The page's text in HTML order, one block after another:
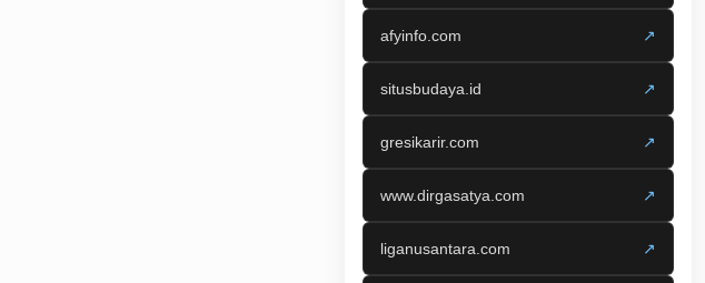
afyinfo.com ↗
situsbudaya.id ↗
gresikarir.com ↗
www.dirgasatya.com ↗
liganusantara.com ↗